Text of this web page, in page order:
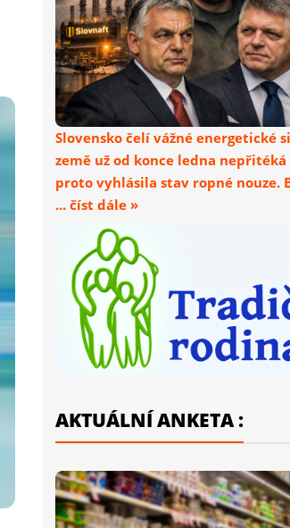
Slovensko čelí vážné energetické
země už od konce ledna
proto vyhlásila stav ropné nouze.
... číst dále »
AKTUÁLNÍ ANKETA :